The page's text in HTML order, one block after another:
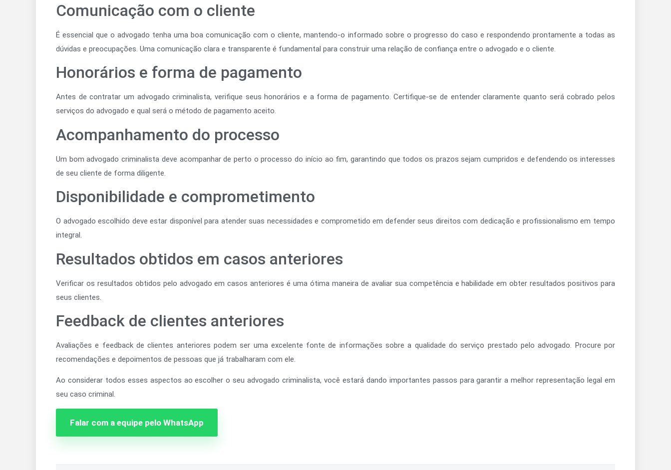
Comunicação com o cliente
É essencial que o advogado tenha uma boa comunicação com o cliente, mantendo-o informado sobre o progresso do caso e respondendo prontamente a todas as
dúvidas e preocupações. Uma comunicação clara e transparente é fundamental para construir uma relação de confiança entre o advogado e o cliente.
Honorários e forma de pagamento
Antes de contratar um advogado criminalista, verifique seus honorários e a forma de pagamento. Certifique-se de entender claramente quanto será cobrado pelos
serviços do advogado e qual será o método de pagamento aceito.
Acompanhamento do processo
Um bom advogado criminalista deve acompanhar de perto o processo do início ao fim, garantindo que todos os prazos sejam cumpridos e defendendo os interesses
de seu cliente de forma diligente.
Disponibilidade e comprometimento
O advogado escolhido deve estar disponível para atender suas necessidades e comprometido em defender seus direitos com dedicação e profissionalismo em tempo
integral.
Resultados obtidos em casos anteriores
Verificar os resultados obtidos pelo advogado em casos anteriores é uma ótima maneira de avaliar sua competência e habilidade em obter resultados positivos para
seus clientes.
Feedback de clientes anteriores
Avaliações e feedback de clientes anteriores podem ser uma excelente fonte de informações sobre a qualidade do serviço prestado pelo advogado. Procure por
recomendações e depoimentos de pessoas que já trabalharam com ele.
Ao considerar todos esses aspectos ao escolher o seu advogado criminalista, você estará dando importantes passos para garantir a melhor representação legal em
seu caso criminal.
Falar com a equipe pelo WhatsApp